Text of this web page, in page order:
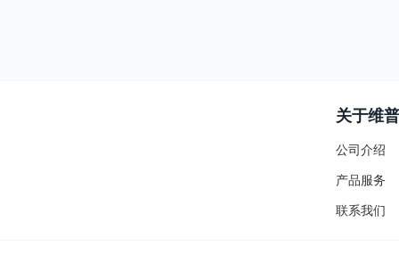
关于维普
公司介绍
产品服务
联系我们